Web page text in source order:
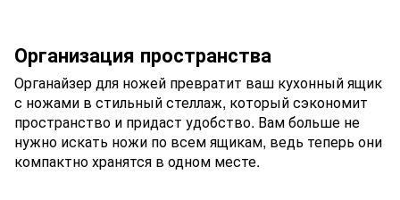
Организация пространства
Органайзер для ножей превратит ваш кухонный ящик
с ножами в стильный стеллаж, который сэкономит
пространство и придаст удобство. Вам больше не
нужно искать ножи по всем ящикам, ведь теперь они
компактно хранятся в одном месте.